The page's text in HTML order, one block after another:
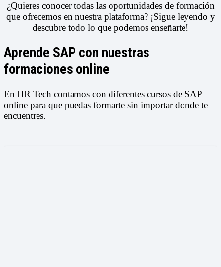
¿Quieres conocer todas las oportunidades de formación
que ofrecemos en nuestra plataforma? ¡Sigue leyendo y
descubre todo lo que podemos enseñarte!
Aprende SAP con nuestras
formaciones online
En HR Tech contamos con diferentes cursos de SAP
online para que puedas formarte sin importar donde te
encuentres.